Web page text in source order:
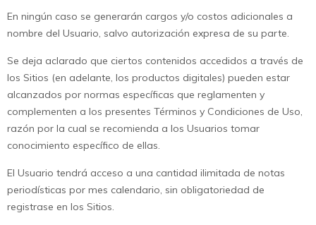
En ningún caso se generarán cargos y/o costos adicionales a
nombre del Usuario, salvo autorización expresa de su parte.
Se deja aclarado que ciertos contenidos accedidos a través de
los Sitios (en adelante, los productos digitales) pueden estar
alcanzados por normas específicas que reglamenten y
complementen a los presentes Términos y Condiciones de Uso,
razón por la cual se recomienda a los Usuarios tomar
conocimiento específico de ellas.
El Usuario tendrá acceso a una cantidad ilimitada de notas
periodísticas por mes calendario, sin obligatoriedad de
registrase en los Sitios.